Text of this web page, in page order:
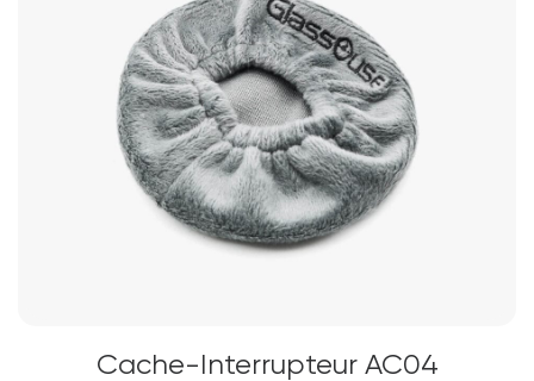
Cache-Interrupteur AC04